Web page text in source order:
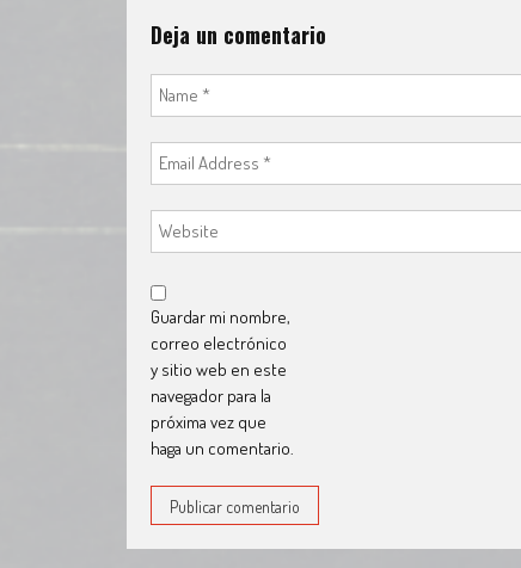
Deja un comentario
Guardar mi nombre,
correo electrónico
y sitio web en este
navegador para la
próxima vez que
haga un comentario.